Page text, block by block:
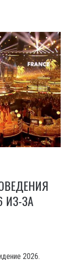
ИЗ-ЗА
2026.